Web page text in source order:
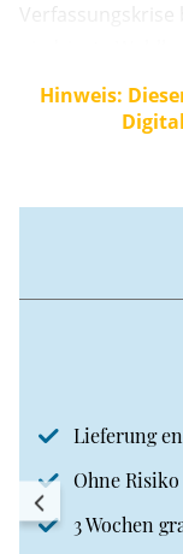
Verfassungskrise
zeigt: Die
parteipolitischen
Hinweis:
Lieferung
Ohne Risiko
3 Wochen